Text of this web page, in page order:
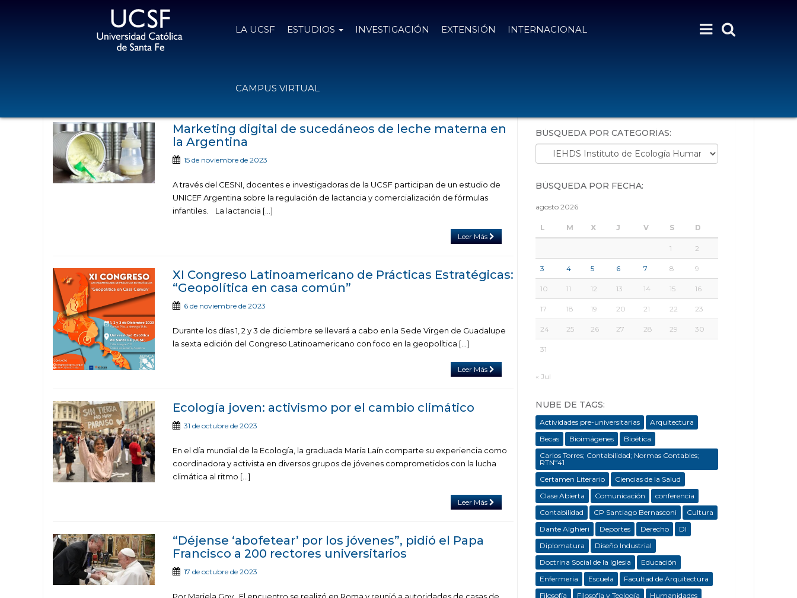
LA UCSF ESTUDIOS INVESTIGACIÓN EXTENSIÓN INTERNACIONAL
CAMPUS VIRTUAL
Desarrollo Sustentable"
Marketing digital de sucedáneos de leche materna en
la Argentina
15 de noviembre de 2023
A través del CESNI, docentes e investigadoras de la UCSF participan de un estudio de
UNICEF Argentina sobre la regulación de lactancia y comercialización de fórmulas
infantiles. La lactancia […]
Leer Más
XI Congreso Latinoamericano de Prácticas Estratégicas:
“Geopolítica en casa común”
6 de noviembre de 2023
Durante los días 1, 2 y 3 de diciembre se llevará a cabo en la Sede Virgen de Guadalupe
la sexta edición del Congreso Latinoamericano con foco en la geopolítica […]
Leer Más
Ecología joven: activismo por el cambio climático
31 de octubre de 2023
En el día mundial de la Ecología, la graduada María Laín comparte su experiencia como
coordinadora y activista en diversos grupos de jóvenes comprometidos con la lucha
climática al ritmo […]
Leer Más
“Déjense ‘abofetear’ por los jóvenes”, pidió el Papa
Francisco a 200 rectores universitarios
17 de octubre de 2023
BÚSQUEDA POR CATEGORÍAS:
Búsqueda por categorías:
BÚSQUEDA POR FECHA:
agosto 2026
L M X J V S D
1 2
3 4 5 6 7 8 9
10 11 12 13 14 15 16
17 18 19 20 21 22 23
24 25 26 27 28 29 30
31
« Jul
NUBE DE TAGS:
Actividades pre-universitarias
Arquitectura
Becas
Bioimágenes
Bioética
Carlos Torres; Contabilidad; Normas Contables;
RTNº41
Certamen Literario
Ciencias de la Salud
Clase Abierta
Comunicación
conferencia
Contabilidad
CP Santiago Bernasconi
Cultura
Dante Alghieri
Deportes Derecho
DI
Diplomatura
Diseño Industrial
Doctrina Social de la Iglesia
Educación
Enfermeria
Escuela
Facultad de Arquitectura
Filosofía
Filosofía y Teología
Humanidades